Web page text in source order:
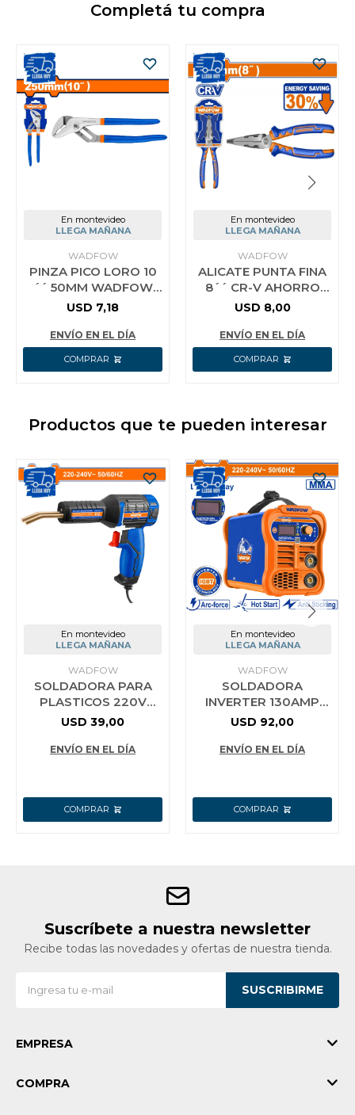
Completá tu compra
En montevideo
LLEGA MAÑANA
WADFOW
PINZA PICO LORO 10
´´ 50MM WADFOW
WPL7C10
USD 7,18
ENVÍO EN EL DÍA
En montevideo
LLEGA MAÑANA
WADFOW
ALICATE PUNTA FINA
8´´ CR-V AHORRO
ENERGIA 30%
USD 8,00
ENVÍO EN EL DÍA
Productos que te pueden interesar
En montevideo
LLEGA MAÑANA
WADFOW
SOLDADORA PARA
PLASTICOS 220V
400°C WADFOW
USD 39,00
ENVÍO EN EL DÍA
En montevideo
LLEGA MAÑANA
WADFOW
SOLDADORA
INVERTER 130AMP
WADFOW WWD11301
USD 92,00
ENVÍO EN EL DÍA
Suscríbete a nuestra newsletter
Recibe todas las novedades y ofertas de nuestra tienda.
SUSCRIBIRME
EMPRESA
COMPRA